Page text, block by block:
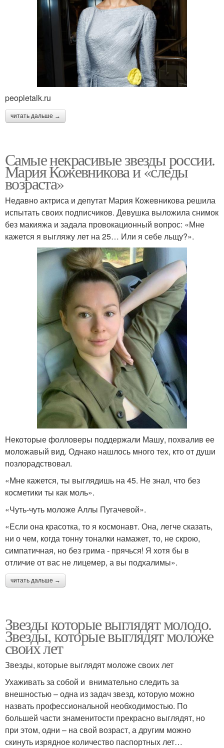
peopletalk.ru
читать дальше →
Самые некрасивые звезды россии.
Мария Кожевникова и «следы
возраста»
Недавно актриса и депутат Мария Кожевникова решила
испытать своих подписчиков. Девушка выложила снимок
без макияжа и задала провокационный вопрос: «Мне
кажется я выгляжу лет на 25… Или я себе льщу?».
Некоторые фолловеры поддержали Машу, похвалив ее
моложавый вид. Однако нашлось много тех, кто от души
позлорадствовал.
«Мне кажется, ты выглядишь на 45. Не знал, что без
косметики ты как моль».
«Чуть-чуть моложе Аллы Пугачевой».
«Если она красотка, то я космонавт. Она, легче сказать,
ни о чем, когда тонну тоналки намажет, то, не скрою,
симпатичная, но без грима - прячься! Я хотя бы в
отличие от вас не лицемер, а вы подхалимы».
читать дальше →
Звезды которые выглядят молодо.
Звезды, которые выглядят моложе
своих лет
Звезды, которые выглядят моложе своих лет
Ухаживать за собой и внимательно следить за
внешностью – одна из задач звезд, которую можно
назвать профессиональной необходимостью. По
большей части знаменитости прекрасно выглядят, но
при этом, одни – на свой возраст, а другим можно
скинуть изрядное количество паспортных лет…